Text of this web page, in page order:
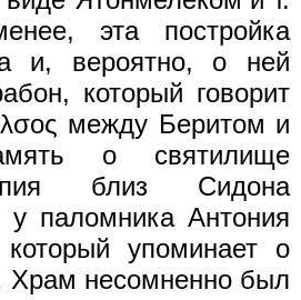
эта постройка
и, вероятно, о ней
который говорит
между Беритом и
о святилище
близ Сидона
у паломника Антония
упоминает о
Храм несомненно был